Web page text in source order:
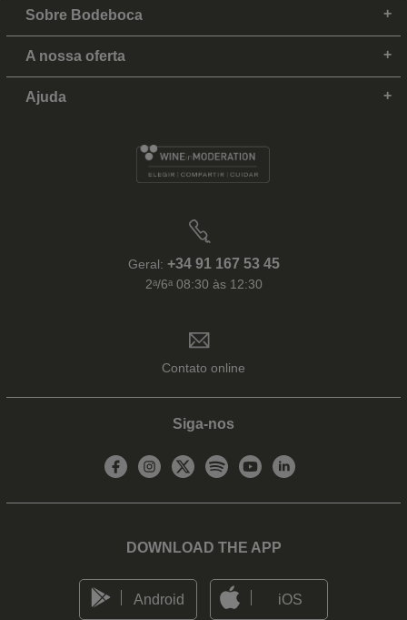
Sobre Bodeboca
A nossa oferta
Ajuda
Geral: +34 91 167 53 45
2ᵃ/6ᵃ 08:30 às 12:30
Contato online
Siga-nos
DOWNLOAD THE APP
Android iOS